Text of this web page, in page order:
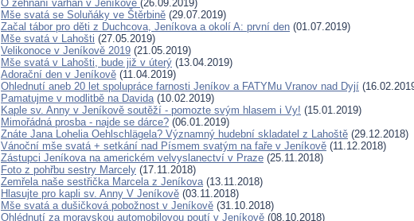
O žehnání varhan v Jeníkově (26.09.2019)
Mše svatá se Soluňáky ve Štěrbině (29.07.2019)
Začal tábor pro děti z Duchcova, Jeníkova a okolí A: první den (01.07.2019)
Mše svatá v Lahošti (27.05.2019)
Velikonoce v Jeníkově 2019 (21.05.2019)
Mše svatá v Lahošti, bude již v úterý (13.04.2019)
Adorační den v Jeníkově (11.04.2019)
Ohlednutí aneb 20 let spolupráce farnosti Jeníkov a FATYMu Vranov nad Dyjí
Pamatujme v modlitbě na Davida(10.02.2019)
Kaple sv. Anny v Jeníkově soutěží - pomozte svým hlasem i Vy! (15.01.2019)
Mimořádná prosba - najde se dárce? (06.01.2019)
Znáte Jana Lohelia Oehlschlägela? Významný hudební skladatel z Lahoště (29.12.2018)
Vánoční mše svatá + setkání nad Písmem svatým na faře v Jeníkově (11.12.2018)
Zástupci Jeníkova na americkém velvyslanectví v Praze (25.11.2018)
Foto z pohřbu sestry Marcely (17.11.2018)
Zemřela naše sestřička Marcela z Jeníkova(13.11.2018)
Hlasujte pro kapli sv. Anny V Jeníkově (03.11.2018)
Mše svatá a dušičková pobožnost v Jeníkově (31.10.2018)
Ohlédnutí za moravskou automobilovou poutí v Jeníkově (08.10.2018)